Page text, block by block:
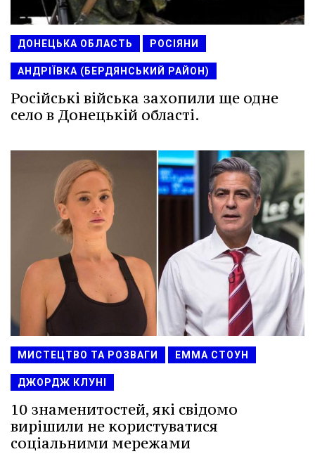
ДОНЕЦЬКА ОБЛАСТЬ РОСІЯНИ
АНДРІЇВКА (БЕРДЯНСЬКИЙ РАЙОН)
Російські війська захопили ще одне
село в Донецькій області.
МИСТЕЦТВО ТА РОЗВАГИ ЕММА СТОУН
ДЖОРДЖ КЛУНІ
10 знаменитостей, які свідомо
вирішили не користуватися
соціальними мережами